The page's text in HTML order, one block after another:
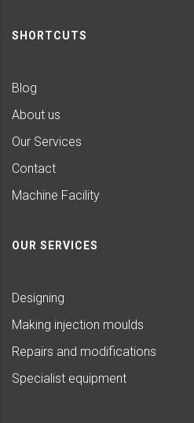
SHORTCUTS
Blog
About us
Our Services
Contact
Machine Facility
OUR SERVICES
Designing
Making injection moulds
Repairs and modifications
Specialist equipment